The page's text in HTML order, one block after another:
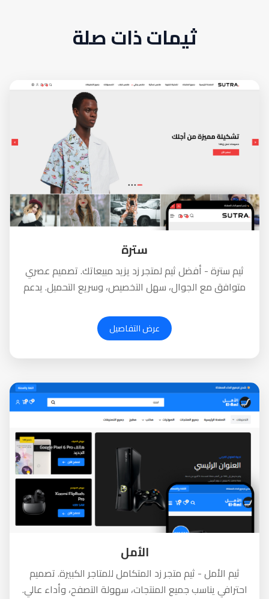
ثيمات ذات صلة
سترة
ثيم سترة - أفضل ثيم لمتجر زد يزيد مبيعاتك. تصميم عصري
متوافق مع الجوال، سهل التخصيص، وسريع التحميل. يدعم
عرض التفاصيل
الأمل
ثيم الأمل - ثيم متجر زد المتكامل للمتاجر الكبيرة. تصميم
احترافي يناسب جميع المنتجات، سهولة التصفح، وأداء عالي.